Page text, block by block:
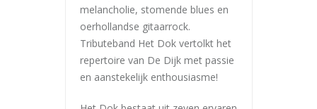
melancholie, stomende blues en
oerhollandse gitaarrock.
Tributeband Het Dok vertolkt het
repertoire van De Dijk met passie
en aanstekelijk enthousiasme!